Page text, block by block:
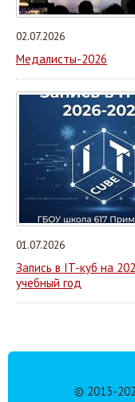
02.07.2026
Медалисты-2026
01.07.2026
Запись в IT-куб на
учебный год
© 2013-